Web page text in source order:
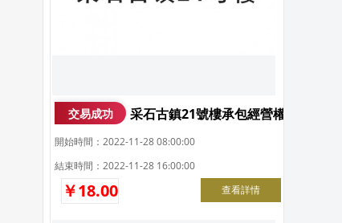
交易成功 采石古鎮21號樓承包經營權拍賣公
開始時間：2022-11-28 08:00:00
結束時間：2022-11-28 16:00:00
￥18.00 查看詳情